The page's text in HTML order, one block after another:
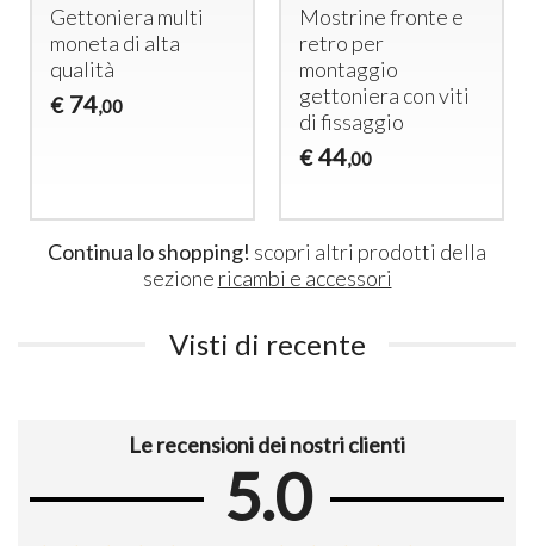
Gettoniera multi
moneta di alta
qualità
€ 74,00
Mostrine fronte e
retro per
montaggio
gettoniera con viti
di fissaggio
€ 44,00
Continua lo shopping! scopri altri prodotti della
sezione ricambi e accessori
Visti di recente
Le recensioni dei nostri clienti
5.0